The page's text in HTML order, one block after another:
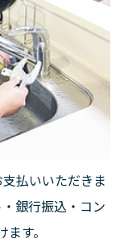
払いいただきま
銀行振込・コン
す。